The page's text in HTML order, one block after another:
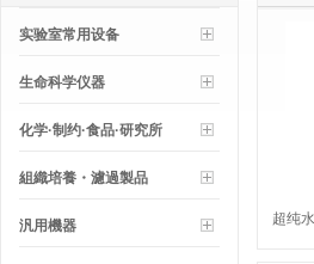
超纯
实验室常用设备
生命科学仪器
化学·制约·食品·研究所
組織培養・濾過製品
汎用機器